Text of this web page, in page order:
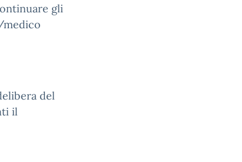
gli
del
il